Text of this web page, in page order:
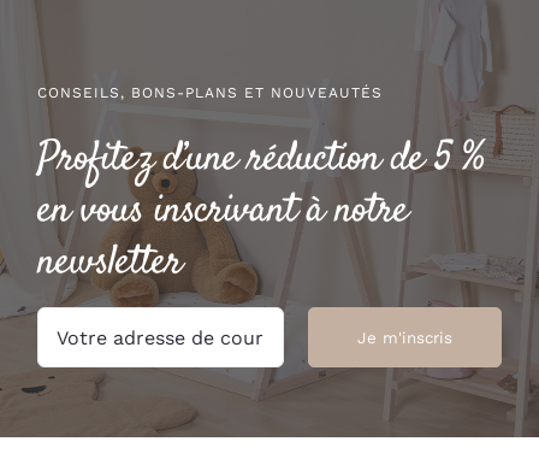
CONSEILS, BONS-PLANS ET NOUVEAUTÉS
Profitez d’une réduction de 5 %
en vous inscrivant à notre
newsletter